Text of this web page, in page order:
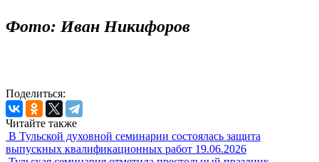
Фото: Иван Никифоров
Поделиться:
Читайте также
В Тульской духовной семинарии состоялась защита
выпускных квалификационных работ 19.06.2026